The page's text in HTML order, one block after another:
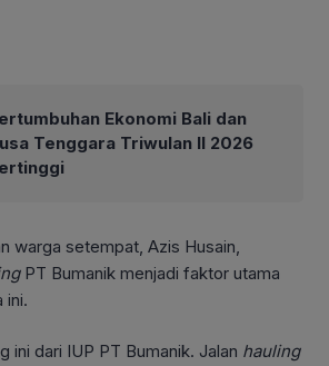
Ekonomi Bali dan
Tenggara Triwulan II 2026
warga setempat, Azis Husain,
PT Bumanik menjadi faktor utama
ini.
ini dari IUP PT Bumanik. Jalan hauling